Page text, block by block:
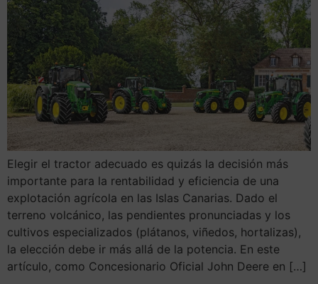
Elegir el tractor adecuado es quizás la decisión más
importante para la rentabilidad y eficiencia de una
explotación agrícola en las Islas Canarias. Dado el
terreno volcánico, las pendientes pronunciadas y los
cultivos especializados (plátanos, viñedos, hortalizas),
la elección debe ir más allá de la potencia. En este
artículo, como Concesionario Oficial John Deere en […]